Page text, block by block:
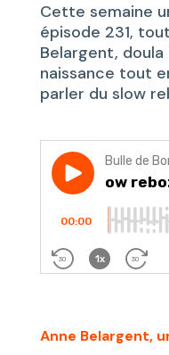
Cette semaine
épisode 231,
Belargent,
naissance tout
parler du slow
Anne Belargent,